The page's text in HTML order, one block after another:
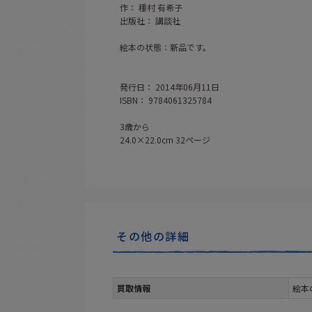
作： 種村 有希子
出版社： 講談社
絵本の状態：新品です。
発行日： 2014年06月11日
ISBN： 9784061325784
3歳から
24.0×22.0cm 32ページ
その他の詳細
買取情報 絵本